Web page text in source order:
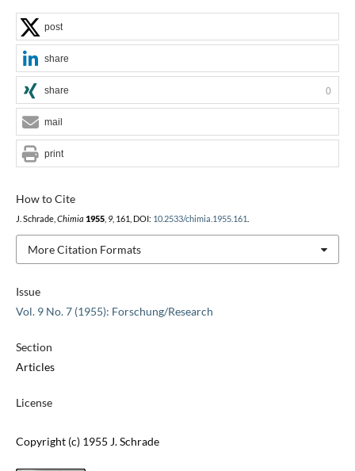
Issue
Vol. 9 No. 7 (1955): Forschung/Research
Section
Articles
License
Copyright (c) 1955 J. Schrade
How to Cite
J. Schrade, Chimia 1955, 9, 161, DOI: 10.2533/chimia.1955.161
More Citation Formats
post
share
share 0
mail
print